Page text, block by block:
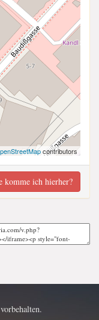
contributors
komme ich hierher?